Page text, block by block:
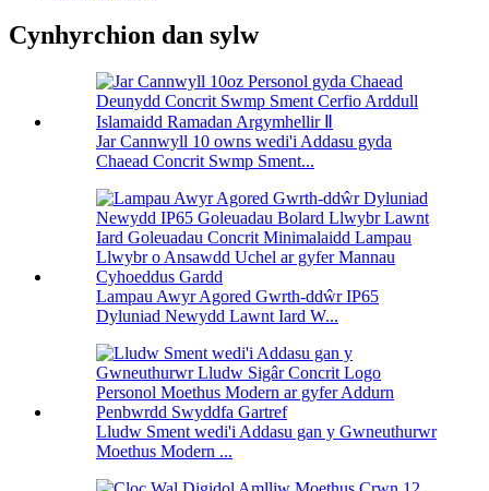
Cynhyrchion dan sylw
Jar Cannwyll 10 owns wedi'i Addasu gyda
Chaead Concrit Swmp Sment...
Lampau Awyr Agored Gwrth-ddŵr IP65
Dyluniad Newydd Lawnt Iard W...
Lludw Sment wedi'i Addasu gan y Gwneuthurwr
Moethus Modern ...